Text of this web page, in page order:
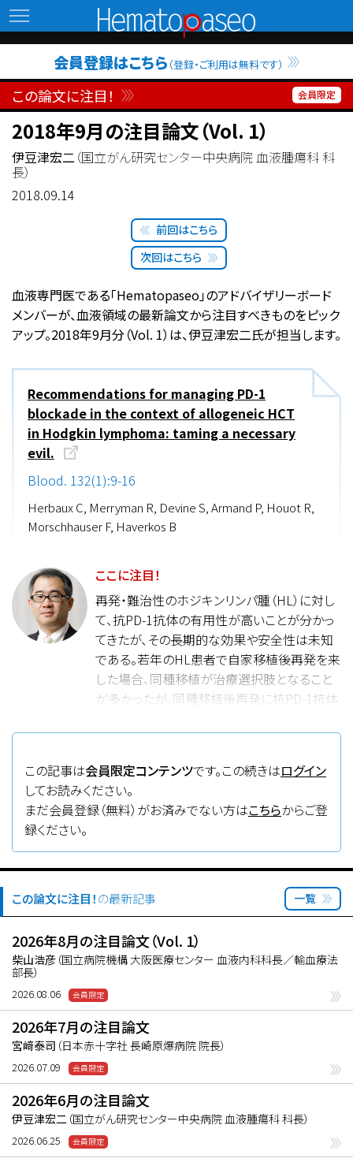
Hematopaseo
会員登録はこちら （登録・ご利用は無料です）
この論文に注目！
2018年9月の注目論文（Vol. 1）
伊豆津宏二（国立がん研究センター中央病院 血液腫瘍科 科
長）
2018.09.14
次回はこちら
前回はこちら
血液専門医である「Hematopaseo」のアドバイザリーボード
メンバーが、血液領域の最新論文から注目すべきものをピック
アップ。2018年9月分（Vol. 1）は、伊豆津宏二氏が担当します。
Recommendations for managing PD-1
blockade in the context of allogeneic HCT
in Hodgkin lymphoma: taming a necessary
evil.
Blood. 132(1):9-16
Herbaux C, Merryman R, Devine S, Armand P, Houot R,
Morschhauser F, Haverkos B
ここに注目！
再発・難治性のホジキンリンパ腫（HL）に対し
て、抗PD-1抗体の有用性が高いことが分かっ
てきたが、その長期的な効果や安全性は未知
である。若年のHL患者で自家移植後再発を来
した場合、同種移植が治療選択肢となること
が多かったが、同種移植後再発に抗PD-1抗体
に同種移植が行なわれたりすることが少なく
と安全性について、これまで後方視的研究が
いくつか報告されているが、現時点での知見を
まとめた専門家によるrecommendationとし
この記事は会員限定コンテンツです。この続きはログイン
してお読みください。
まだ会員登録（無料）がお済みでない方はこちらからご登
録ください。
この論文に注目！の最新記事 一覧
2026年8月の注目論文（Vol. 1）
柴山浩彦 （国立病院機構 大阪医療センター 血液内科科長／輸血療法
部長）
2026.08.06
2026年7月の注目論文
宮﨑泰司 （日本赤十字社 長崎原爆病院 院長）
2026.07.09
2026年6月の注目論文
伊豆津宏二 （国立がん研究センター中央病院 血液腫瘍科 科長）
2026.06.25